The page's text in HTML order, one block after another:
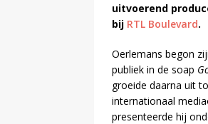
uitvoerend
bij RTL Boulevard.
Oerlemans begon
publiek in de soap
groeide daarna uit
internationaal
presenteerde hij